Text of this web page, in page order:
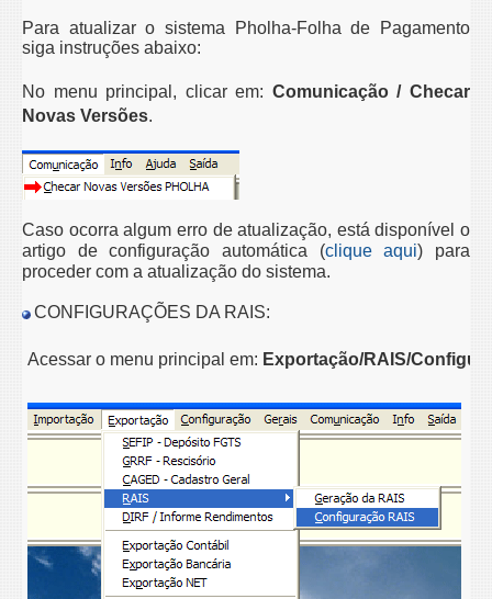
Para atualizar o sistema Pholha-Folha de Pagamento
siga instruções abaixo:
No menu principal, clicar em: Comunicação / Checar
Novas Versões.
Caso ocorra algum erro de atualização, está disponível o
artigo de configuração automática (clique aqui) para
proceder com a atualização do sistema.
CONFIGURAÇÕES DA RAIS:
Acessar o menu principal em: Exportação/RAIS/